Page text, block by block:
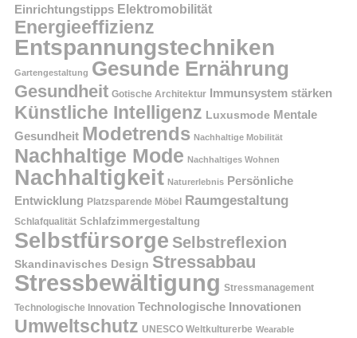
Einrichtungstipps Elektromobilität
Energieeffizienz
Entspannungstechniken
Gartengestaltung Gesunde Ernährung
Gesundheit Gotische Architektur Immunsystem stärken
Künstliche Intelligenz Luxusmode Mentale
Gesundheit Modetrends Nachhaltige Mobilität
Nachhaltige Mode Nachhaltiges Wohnen
Nachhaltigkeit Naturerlebnis Persönliche
Entwicklung Platzsparende Möbel Raumgestaltung
Schlafqualität Schlafzimmergestaltung
Selbstfürsorge Selbstreflexion
Skandinavisches Design Stressabbau
Stressbewältigung Stressmanagement
Technologische Innovation Technologische Innovationen
Umweltschutz UNESCO Weltkulturerbe Wearable